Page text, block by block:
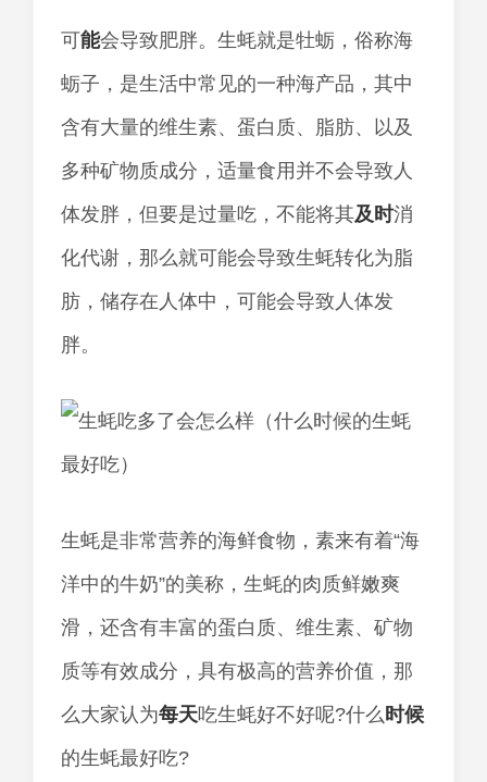
可能会导致肥胖。生蚝就是牡蛎，俗称海
蛎子，是生活中常见的一种海产品，其中
含有大量的维生素、蛋白质、脂肪、以及
多种矿物质成分，适量食用并不会导致人
体发胖，但要是过量吃，不能将其及时消
化代谢，那么就可能会导致生蚝转化为脂
肪，储存在人体中，可能会导致人体发
胖。
生蚝是非常营养的海鲜食物，素来有着“海
洋中的牛奶”的美称，生蚝的肉质鲜嫩爽
滑，还含有丰富的蛋白质、维生素、矿物
质等有效成分，具有极高的营养价值，那
么大家认为每天吃生蚝好不好呢?什么时候
的生蚝最好吃?